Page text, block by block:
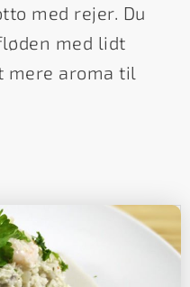
med rejer. Du
med lidt
aroma til